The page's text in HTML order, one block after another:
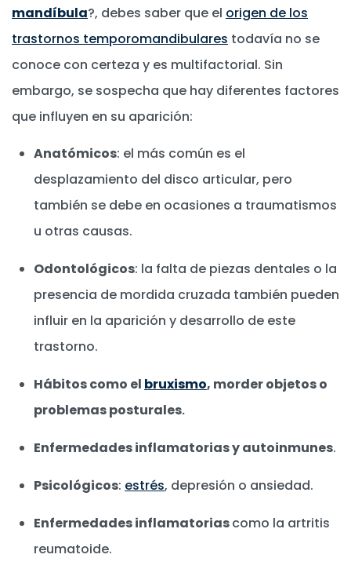
mandíbula?, debes saber que el origen de los
trastornos temporomandibulares todavía no se
conoce con certeza y es multifactorial. Sin
embargo, se sospecha que hay diferentes factores
que influyen en su aparición:
Anatómicos: el más común es el
desplazamiento del disco articular, pero
también se debe en ocasiones a traumatismos
u otras causas.
Odontológicos: la falta de piezas dentales o la
presencia de mordida cruzada también pueden
influir en la aparición y desarrollo de este
trastorno.
Hábitos como el bruxismo, morder objetos o
problemas posturales.
Enfermedades inflamatorias y autoinmunes.
Psicológicos: estrés, depresión o ansiedad.
Enfermedades inflamatoriascomo la artritis
reumatoide.